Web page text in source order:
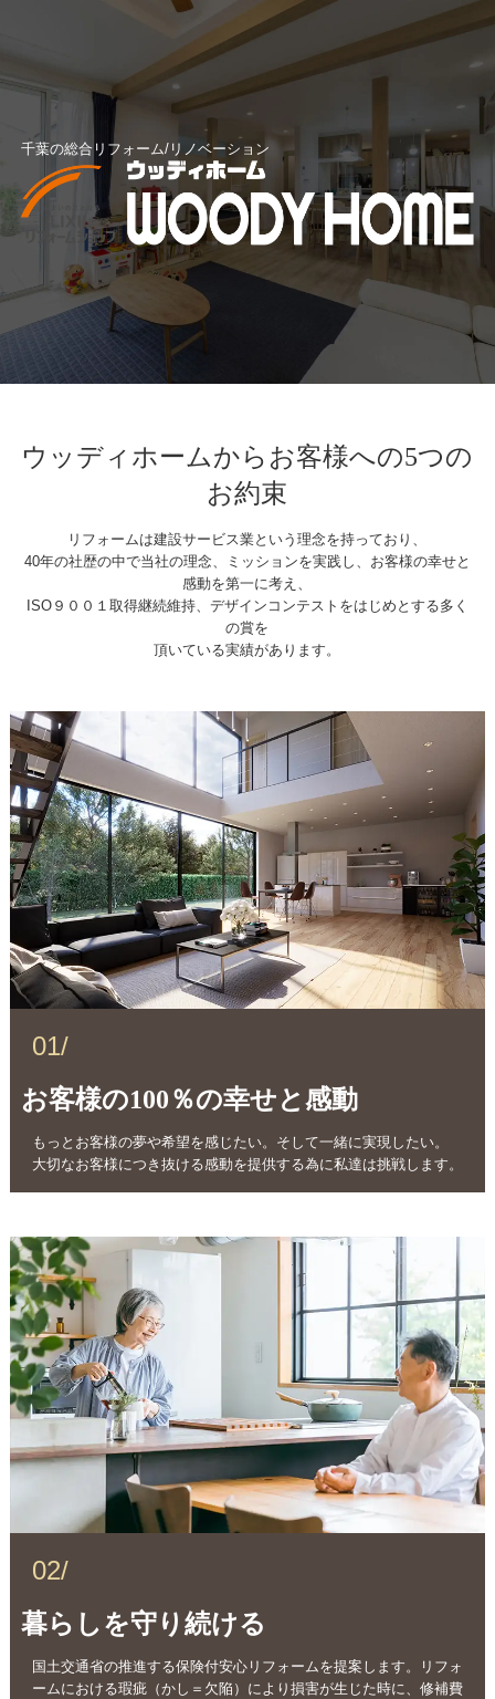
千葉の総合リフォーム/リノベーション
ウッディホームからお客様への5つの
お約束
リフォームは建設サービス業という理念を持っており、
40年の社歴の中で当社の理念、ミッションを実践し、お客様の幸せと
感動を第一に考え、
ISO９００１取得継続維持、デザインコンテストをはじめとする多く
の賞を
頂いている実績があります。
01/
お客様の100％の幸せと感動
もっとお客様の夢や希望を感じたい。そして一緒に実現したい。
大切なお客様につき抜ける感動を提供する為に私達は挑戦します。
02/
暮らしを守り続ける
国土交通省の推進する保険付安心リフォームを提案します。リフォ
ームにおける瑕疵（かし＝欠陥）により損害が生じた時に、修補費